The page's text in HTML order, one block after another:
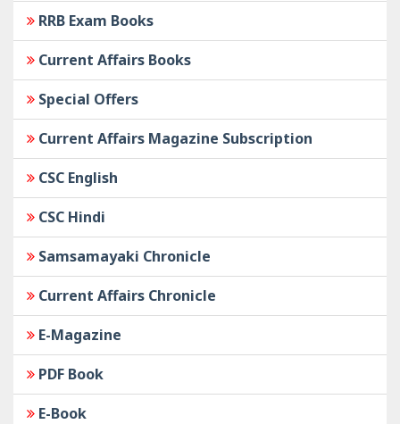
RRB Exam Books
Current Affairs Books
Special Offers
Current Affairs Magazine Subscription
CSC English
CSC Hindi
Samsamayaki Chronicle
Current Affairs Chronicle
E-Magazine
PDF Book
E-Book